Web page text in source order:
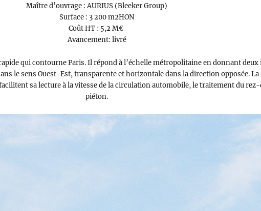
Maître d’ouvrage : AURIUS (Bleeker Group)
Surface : 3 200 m2HON
Coût HT : 5,2 M€
Avancement: livré
qui contourne Paris. Il répond à l’échelle métropolitaine en donnant
le sens Ouest-Est, transparente et horizontale dans la direction opposée.
sa lecture à la vitesse de la circulation automobile, le traitement du
piéton.